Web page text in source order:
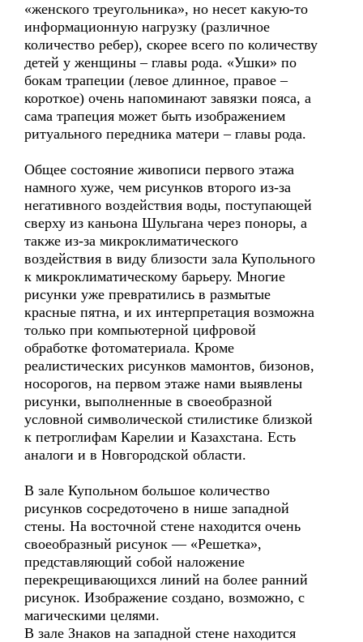
«женского треугольника», но несет какую-то
информационную нагрузку (различное
количество ребер), скорее всего по количеству
детей у женщины – главы рода. «Ушки» по
бокам трапеции (левое длинное, правое –
короткое) очень напоминают завязки пояса, а
сама трапеция может быть изображением
ритуального передника матери – главы рода.
Общее состояние живописи первого этажа
намного хуже, чем рисунков второго из-за
негативного воздействия воды, поступающей
сверху из каньона Шульгана через поноры, а
также из-за микроклиматического
воздействия в виду близости зала Купольного
к микроклиматическому барьеру. Многие
рисунки уже превратились в размытые
красные пятна, и их интерпретация возможна
только при компьютерной цифровой
обработке фотоматериала. Кроме
реалистических рисунков мамонтов, бизонов,
носорогов, на первом этаже нами выявлены
рисунки, выполненные в своеобразной
условной символической стилистике близкой
к петроглифам Карелии и Казахстана. Есть
аналоги и в Новгородской области.
В зале Купольном большое количество
рисунков сосредоточено в нише западной
стены. На восточной стене находится очень
своеобразный рисунок — «Решетка»,
представляющий собой наложение
перекрещивающихся линий на более ранний
рисунок. Изображение создано, возможно, с
магическими целями.
В зале Знаков на западной стене находится